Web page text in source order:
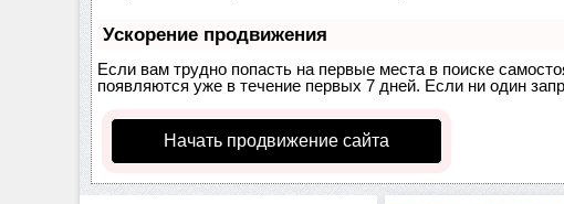
Ускорение продвижения
Если вам трудно попасть на первые места в поиске
появляются уже в течение первых 7 дней. Если ни один
Начать продвижение сайта